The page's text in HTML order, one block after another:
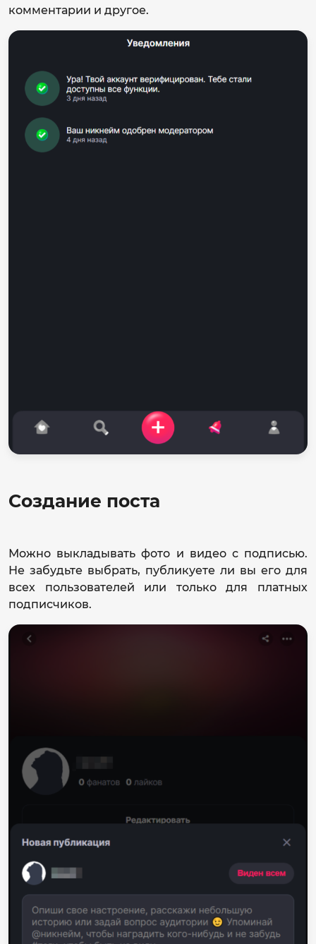
комментарии и другое.
Создание поста
Можно выкладывать фото и видео с подписью.
Не забудьте выбрать, публикуете ли вы его для
всех пользователей или только для платных
подписчиков.